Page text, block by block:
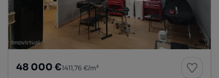
48 000 €1411,76 €/m²